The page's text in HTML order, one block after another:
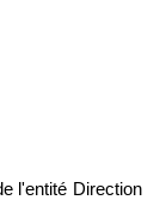
l'entité Direction